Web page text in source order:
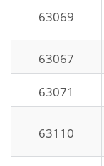
63069
63067
63071
63110